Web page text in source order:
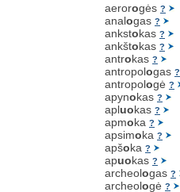
aerorogės ?
analogas ?
ankstokas ?
ankštokas ?
antrokas ?
antropologas ?
antropologė ?
apynokas ?
apluokas ?
apmoka ?
apsimoka ?
apšoka ?
apuokas ?
archeologas ?
archeologė ?